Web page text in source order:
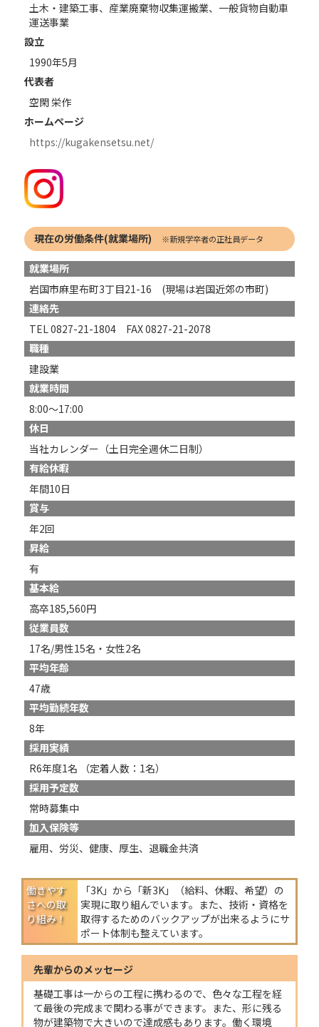
土木・建築工事、産業廃棄物収集運搬業、一般貨物自動車
運送事業
設立
1990年5月
代表者
空閑 栄作
ホームページ
https://kugakensetsu.net/
現在の労働条件(就業場所) ※新規学卒者の正社員データ
就業場所
岩国市麻里布町3丁目21-16 (現場は岩国近郊の市町)
連絡先
TEL 0827-21-1804 FAX 0827-21-2078
職種
建設業
就業時間
8:00～17:00
休日
当社カレンダー（土日完全週休二日制）
有給休暇
年間10日
賞与
年2回
昇給
有
基本給
高卒185,560円
従業員数
17名/男性15名・女性2名
平均年齢
47歳
平均勤続年数
8年
採用実績
R6年度1名 （定着人数：1名）
採用予定数
常時募集中
加入保険等
雇用、労災、健康、厚生、退職金共済
働きやす
さへの取
り組み！
「3K」から「新3K」（給料、休暇、希望）の
実現に取り組んでいます。また、技術・資格を
取得するためのバックアップが出来るようにサ
ポート体制も整えています。
先輩からのメッセージ
基礎工事は一からの工程に携わるので、色々な工程を経
て最後の完成まで関わる事ができます。また、形に残る
物が建築物で大きいので達成感もあります。働く環境